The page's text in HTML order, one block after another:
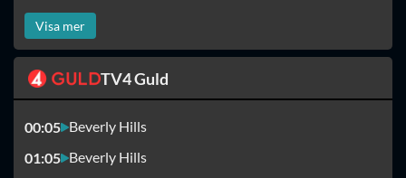
Visa mer
TV4 Guld
00:05 Beverly Hills
01:05 Beverly Hills